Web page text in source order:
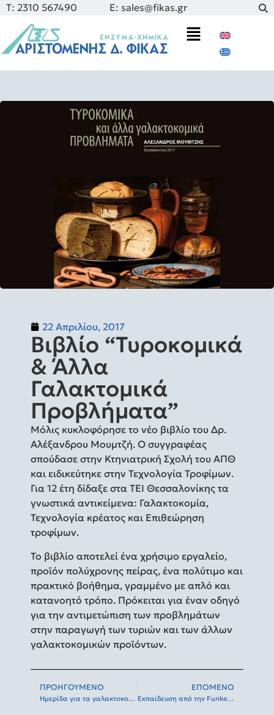
Τ: 2310 567490 E: sales@fikas.gr
22 Απριλίου, 2017
Βιβλίο “Τυροκομικά
& Άλλα
Γαλακτομικά
Προβλήματα”
Μόλις κυκλοφόρησε το νέο βιβλίο του Δρ.
Αλέξανδρου Μουμτζή. O συγγραφέας
σπούδασε στην Κτηνιατρική Σχολή του AΠΘ
και ειδικεύτηκε στην Τεχνολογία Τροφίμων.
Για 12 έτη δίδαξε στα ΤΕΙ Θεσσαλονίκης τα
γνωστικά αντικείμενα: Γαλακτοκομία,
Τεχνολογία κρέατος και Επιθεώρηση
τροφίμων.
Το βιβλίο αποτελεί ένα χρήσιμο εργαλείο,
προϊόν πολύχρονης πείρας, ένα πολύτιμο και
πρακτικό βοήθημα, γραμμένο με απλό και
κατανοητό τρόπο. Πρόκειται για έναν οδηγό
για την αντιμετώπιση των προβλημάτων
στην παραγωγή των τυριών και των άλλων
γαλακτοκομικών προϊόντων.
ΠΡΟΗΓΟΎΜΕΝΟ
Ημερίδα για τα γαλακτοκομικά προϊόντα στα Ιωάννινα
ΕΠΌΜΕΝΟ
Εκπαίδευση από την Funke Gerber